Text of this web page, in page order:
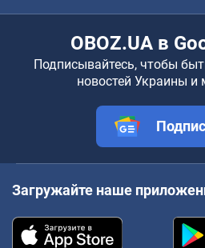
OBOZ.UA в
Подписывайтесь, чтобы
новостей Украины и
Загружайте наше